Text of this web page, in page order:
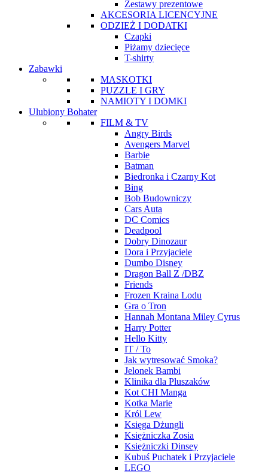
Zestawy prezentowe
AKCESORIA LICENCYJNE
ODZIEŻ I DODATKI
Czapki
Piżamy dziecięce
T-shirty
Zabawki
MASKOTKI
PUZZLE I GRY
NAMIOTY I DOMKI
Ulubiony Bohater
FILM & TV
Angry Birds
Avengers Marvel
Barbie
Batman
Biedronka i Czarny Kot
Bing
Bob Budowniczy
Cars Auta
DC Comics
Deadpool
Dobry Dinozaur
Dora i Przyjaciele
Dumbo Disney
Dragon Ball Z /DBZ
Friends
Frozen Kraina Lodu
Gra o Tron
Hannah Montana Miley Cyrus
Harry Potter
Hello Kitty
IT / To
Jak wytresować Smoka?
Jelonek Bambi
Klinika dla Pluszaków
Kot CHI Manga
Kotka Marie
Król Lew
Księga Dżungli
Księżniczka Zosia
Księżniczki Dinsey
Kubuś Puchatek i Przyjaciele
LEGO